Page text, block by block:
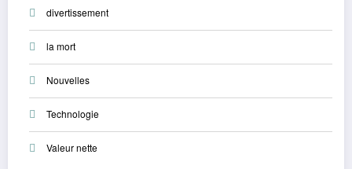
divertissement
la mort
Nouvelles
Technologie
Valeur nette